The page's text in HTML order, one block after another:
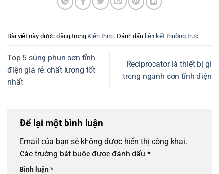
Bài viết này được đăng trong Kiến thức. Đánh dấu liên kết thường trực.
Top 5 súng phun sơn tĩnh
điện giá rẻ, chất lượng tốt
nhất
Reciprocator là thiết bị gì
trong ngành sơn tĩnh điện
Để lại một bình luận
Email của bạn sẽ không được hiển thị công khai.
Các trường bắt buộc được đánh dấu *
Bình luận*